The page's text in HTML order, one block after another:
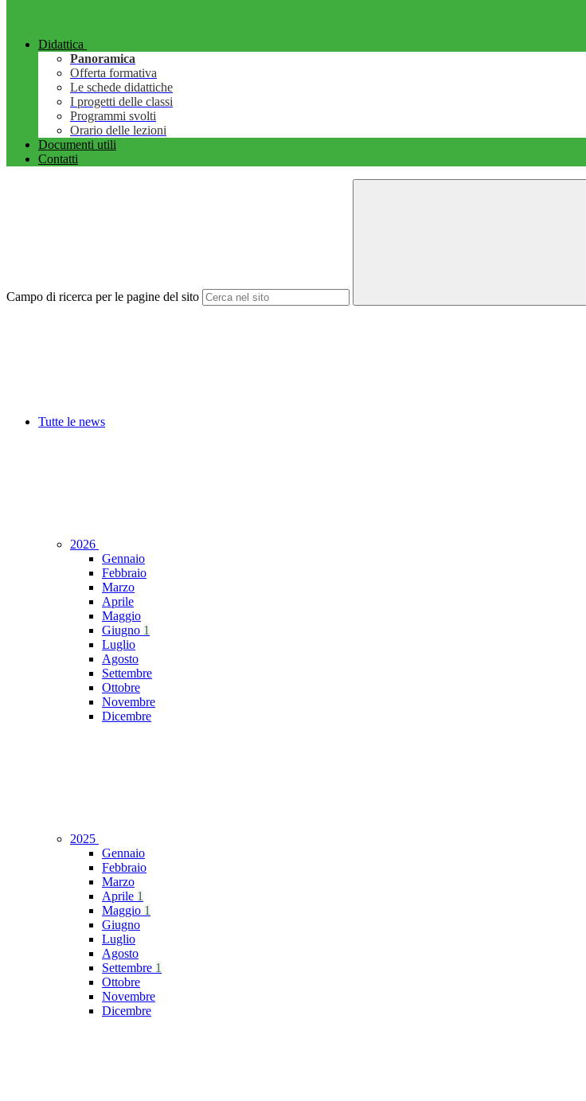
Didattica
Panoramica
Offerta formativa
Le schede didattiche
I progetti delle classi
Programmi svolti
Orario delle lezioni
Documenti utili
Contatti
Campo di ricerca per le pagine del sito
Tutte le news
2026
Gennaio
Febbraio
Marzo
Aprile
Maggio
Giugno 1
Luglio
Agosto
Settembre
Ottobre
Novembre
Dicembre
2025
Gennaio
Febbraio
Marzo
Aprile 1
Maggio 1
Giugno
Luglio
Agosto
Settembre 1
Ottobre
Novembre
Dicembre